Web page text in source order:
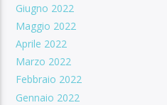
Giugno 2022
Maggio 2022
Aprile 2022
Marzo 2022
Febbraio 2022
Gennaio 2022